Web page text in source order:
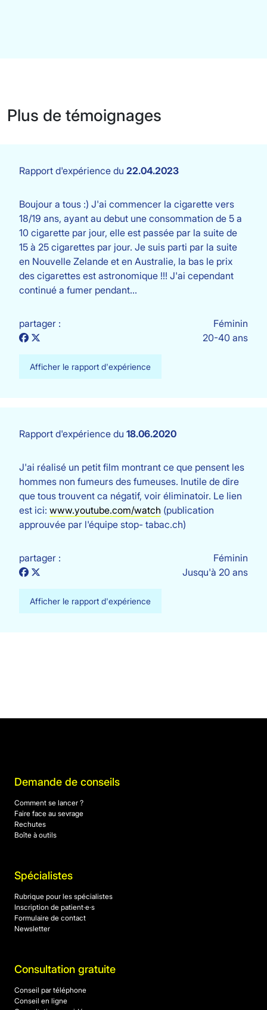
Plus de témoignages
Rapport d'expérience du 22.04.2023
Boujour a tous :) J'ai commencer la cigarette vers
18/19 ans, ayant au debut une consommation de 5 a
10 cigarette par jour, elle est passée par la suite de
15 à 25 cigarettes par jour. Je suis parti par la suite
en Nouvelle Zelande et en Australie, la bas le prix
des cigarettes est astronomique !!! J'ai cependant
continué a fumer pendant…
partager :
Afficher le rapport d'expérience
Féminin
20-40 ans
Rapport d'expérience du 18.06.2020
J'ai réalisé un petit film montrant ce que pensent les
hommes non fumeurs des fumeuses. Inutile de dire
que tous trouvent ca négatif, voir éliminatoir. Le lien
est ici: www.youtube.com/watch (publication
approuvée par l'équipe stop- tabac.ch)
partager :
Afficher le rapport d'expérience
Féminin
Jusqu'à 20 ans
Demande de conseils
Comment se lancer ?
Faire face au sevrage
Rechutes
Boîte à outils
Spécialistes
Rubrique pour les spécialistes
Inscription de patient·e·s
Formulaire de contact
Newsletter
Consultation gratuite
Conseil par téléphone
Conseil en ligne